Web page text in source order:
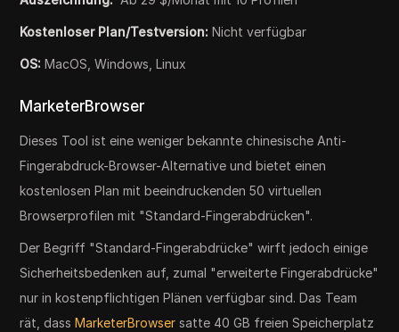
Kostenloser Plan/Testversion:Nicht verfügbar
OS: MacOS, Windows, Linux
MarketerBrowser
Dieses Tool ist eine weniger bekannte chinesische Anti-
Fingerabdruck-Browser-Alternative und bietet einen
kostenlosen Plan mit beeindruckenden 50 virtuellen
Browserprofilen mit "Standard-Fingerabdrücken".
Der Begriff "Standard-Fingerabdrücke" wirft jedoch einige
Sicherheitsbedenken auf, zumal "erweiterte Fingerabdrücke"
nur in kostenpflichtigen Plänen verfügbar sind. Das Team
rät, dassMarketerBrowser satte 40 GB freien Speicherplatz